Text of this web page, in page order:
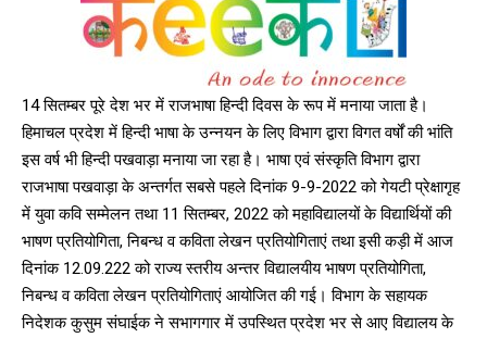
14 सितम्बर पूरे देश भर में राजभाषा हिन्दी दिवस के रूप में मनाया जाता है।
हिमाचल प्रदेश में हिन्दी भाषा के उन्नयन के लिए विभाग द्वारा विगत वर्षों की भांति
इस वर्ष भी हिन्दी पखवाड़ा मनाया जा रहा है। भाषा एवं संस्कृति विभाग द्वारा
राजभाषा पखवाड़ा के अन्तर्गत सबसे पहले दिनांक 9-9-2022 को गेयटी प्रेक्षागृह
में युवा कवि सम्मेलन तथा 11 सितम्बर, 2022 को महाविद्यालयों के विद्यार्थियों की
भाषण प्रतियोगिता, निबन्ध व कविता लेखन प्रतियोगिताएं तथा इसी कड़ी में आज
दिनांक 12.09.222 को राज्य स्तरीय अन्तर विद्यालयीय भाषण प्रतियोगिता,
निबन्ध व कविता लेखन प्रतियोगिताएं आयोजित की गई। विभाग के सहायक
निदेशक कुसुम संघाईक ने सभागगार में उपस्थित प्रदेश भर से आए विद्यालय के